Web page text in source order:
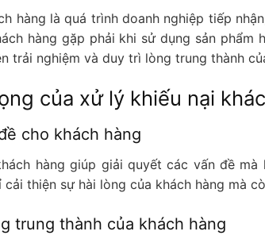
hàng là quá trình doanh nghiệp tiếp
hàng gặp phải khi sử dụng sản
trải nghiệm và duy trì lòng trung thành
của xử lý khiếu nại
cho khách hàng
hàng giúp giải quyết các vấn đề
cải thiện sự hài lòng của khách hàng mà
trung thành của khách hàng